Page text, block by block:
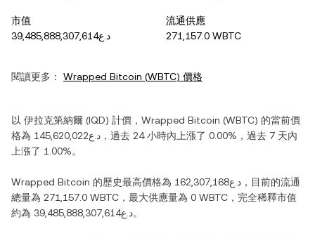
市值
د.ع39,485,888,307,614
流通供應
271,157.0 WBTC
閱讀更多： Wrapped Bitcoin (WBTC) 價格
以 伊拉克第納爾 (IQD) 計價， Wrapped Bitcoin (WBTC) 的當前價
格為
د.ع145,620,022 ，過去 24 小時內 上漲了 0.00% ，過去 7 天內
上漲了 1.00%。
Wrapped Bitcoin 的歷史最高價格為 د.ع162,307,168 ，目前的流通
總量為 271,157.0 WBTC ，最大供應量為 0 WBTC ，完全稀釋市值
約為
د.ع39,485,888,307,614。